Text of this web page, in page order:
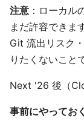
注意 ：ローカ
まだ許容できま
Git 流出リスク
りたくないこと
Next '26 後（
事前にやってお